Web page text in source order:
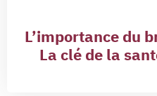
L’importance du
La clé de la